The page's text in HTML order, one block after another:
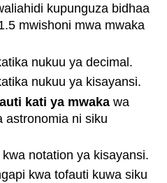
kupunguza bidhaa
mwishoni mwa mwaka
nukuu ya decimal.
nukuu ya kisayansi.
kati ya mwaka wa
astronomia ni siku
notation ya kisayansi.
kwa tofauti kuwa siku